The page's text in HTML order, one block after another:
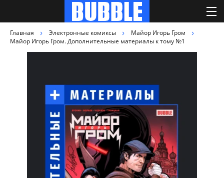
Главная Электронные комиксы
Майор Игорь Гром
Майор Игорь Гром. Дополнительные материалы к тому №1